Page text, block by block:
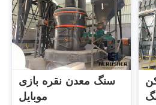
سنگ معدن نقره بازی
موبایل